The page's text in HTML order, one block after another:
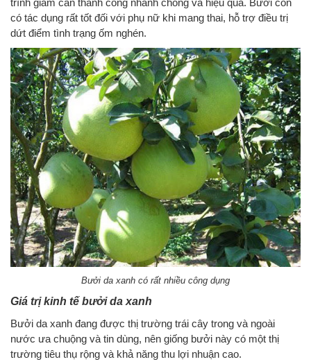
trình giảm cân thành công nhanh chóng và hiệu quả. Bưởi còn
có tác dụng rất tốt đối với phụ nữ khi mang thai, hỗ trợ điều trị
dứt điểm tình trạng ốm nghén.
Bưởi da xanh có rất nhiều công dụng
Giá trị kinh tế bưởi da xanh
Bưởi da xanh đang được thị trường trái cây trong và ngoài
nước ưa chuộng và tin dùng, nên giống bưởi này có một thị
trường tiêu thụ rộng và khả năng thu lợi nhuận cao.